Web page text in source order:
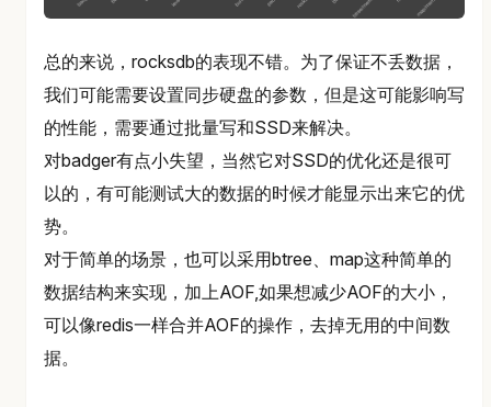
总的来说，rocksdb的表现不错。为了保证不丢数据，
我们可能需要设置同步硬盘的参数，但是这可能影响写
的性能，需要通过批量写和SSD来解决。
对badger有点小失望，当然它对SSD的优化还是很可
以的，有可能测试大的数据的时候才能显示出来它的优
势。
对于简单的场景，也可以采用btree、map这种简单的
数据结构来实现，加上AOF,如果想减少AOF的大小，
可以像redis一样合并AOF的操作，去掉无用的中间数
据。